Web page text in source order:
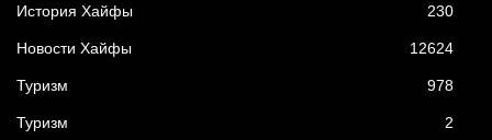
История Хайфы 230
Новости Хайфы 12624
Туризм 978
Туризм 2